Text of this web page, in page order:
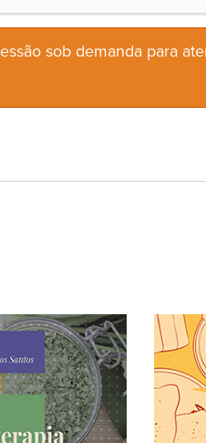
sob demanda para